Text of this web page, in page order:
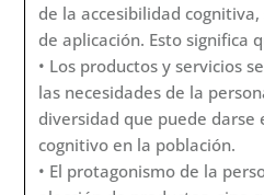
de la accesibilidad
de aplicación. Esto significa
• Los productos y servicios
las necesidades de la
diversidad que puede
cognitivo en la población.
• El protagonismo de la